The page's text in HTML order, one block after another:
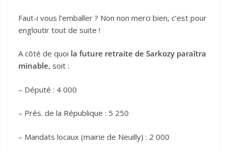
Faut-i vous l’emballer ? Non non merci bien, c’est pour
engloutir tout de suite !
A côté de quoi la future retraite de Sarkozy paraîtra
minable, soit :
– Député : 4 000
– Prés. de la République : 5 250
– Mandats locaux (mairie de Neuilly) : 2 000